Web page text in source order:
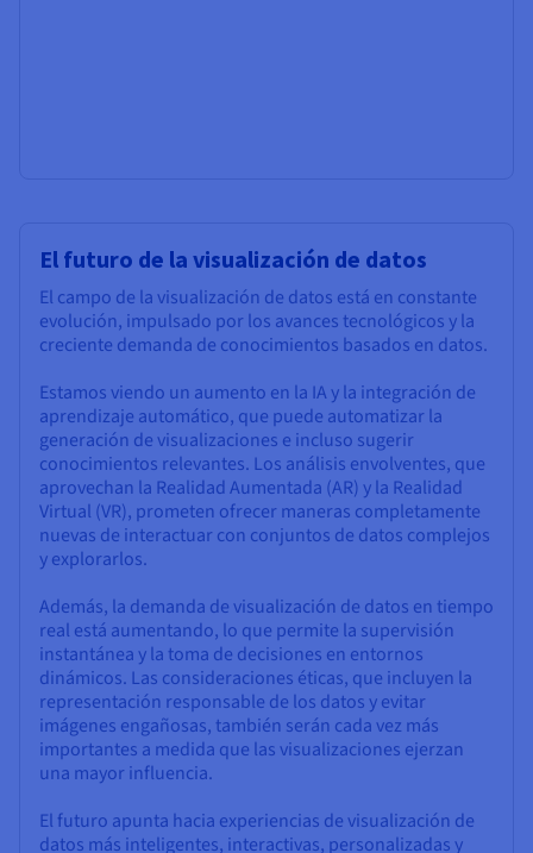
El futuro de la visualización de datos
El campo de la visualización de datos está en constante
evolución, impulsado por los avances tecnológicos y la
creciente demanda de conocimientos basados en datos.
Estamos viendo un aumento en la IA y la integración de
aprendizaje automático, que puede automatizar la
generación de visualizaciones e incluso sugerir
conocimientos relevantes. Los análisis envolventes, que
aprovechan la Realidad Aumentada (AR) y la Realidad
Virtual (VR), prometen ofrecer maneras completamente
nuevas de interactuar con conjuntos de datos complejos
y explorarlos.
Además, la demanda de visualización de datos en tiempo
real está aumentando, lo que permite la supervisión
instantánea y la toma de decisiones en entornos
dinámicos. Las consideraciones éticas, que incluyen la
representación responsable de los datos y evitar
imágenes engañosas, también serán cada vez más
importantes a medida que las visualizaciones ejerzan
una mayor influencia.
El futuro apunta hacia experiencias de visualización de
datos más inteligentes, interactivas, personalizadas y